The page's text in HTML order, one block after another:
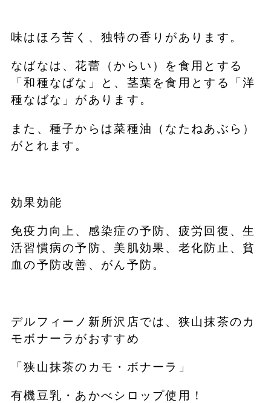
味はほろ苦く、独特の香りがあります。
なばなは、花蕾（からい）を食用とする
「和種なばな」と、茎葉を食用とする「洋
種なばな」があります。
また、種子からは菜種油（なたねあぶら）
がとれます。
効果効能
免疫力向上、感染症の予防、疲労回復、生
活習慣病の予防、美肌効果、老化防止、貧
血の予防改善、がん予防。
デルフィーノ新所沢店では、狭山抹茶のカ
モボナーラがおすすめ
「狭山抹茶のカモ・ボナーラ」
有機豆乳・あかべシロップ使用！